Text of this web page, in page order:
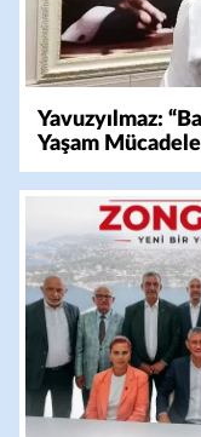
Yavuzyılmaz:
Yaşam